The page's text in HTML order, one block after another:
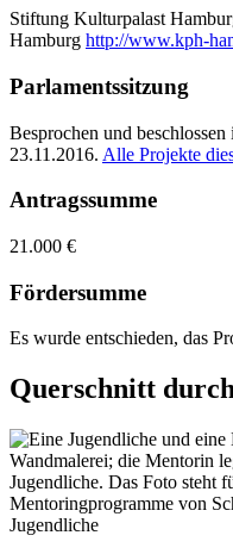
Stiftung Kulturpalast
Hamburg http://www.kph-
Parlamentssitzung
Besprochen und
23.11.2016. Alle Projekte
Antragssumme
21.000 €
Fördersumme
Es wurde entschieden, das
Querschnitt